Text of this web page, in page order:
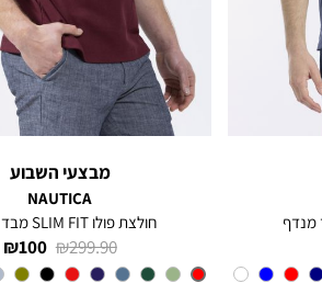
מבצעי השבוע
NAUTICA
חולצת פולו SLIM FIT מבד מנדף
מחיר
מוצר
100 ₪
מחיר
רגיל
299.90 ₪
צבע
Red